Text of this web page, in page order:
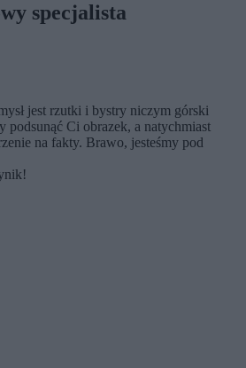
specjalista
jest rzutki i bystry niczym górski
podsunąć Ci obrazek, a natychmiast
na fakty. Brawo, jesteśmy pod